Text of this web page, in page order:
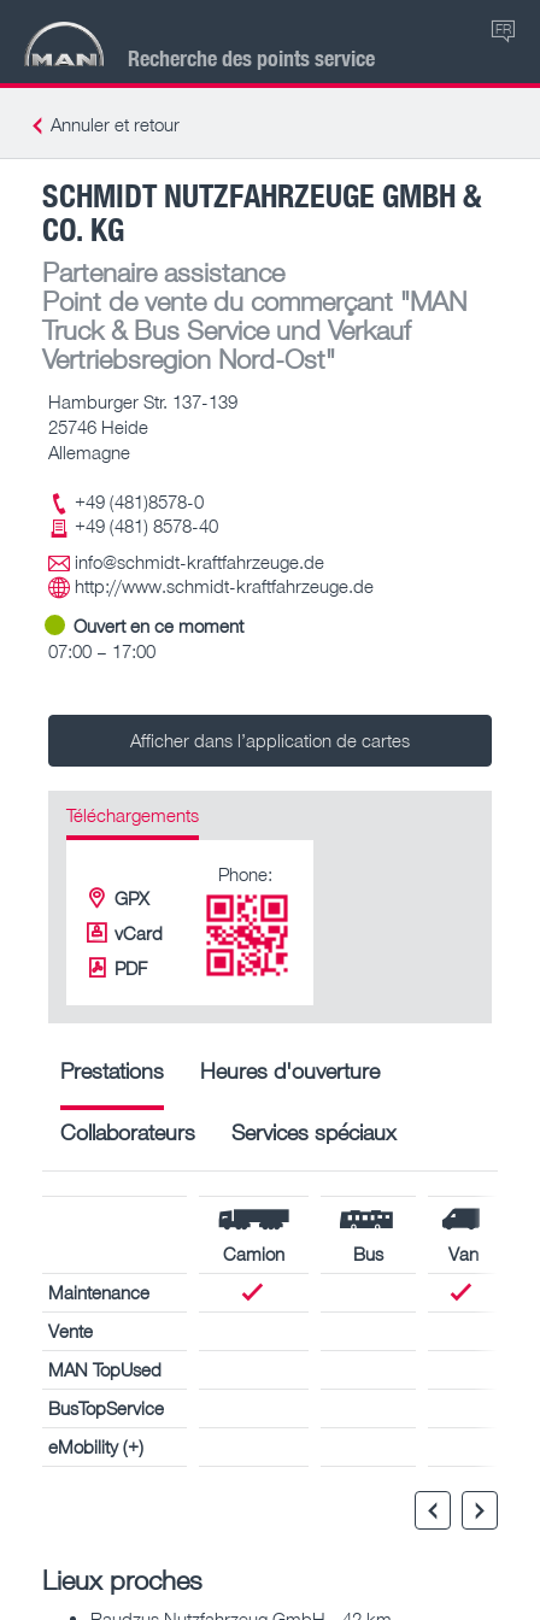
Recherche des points service
FR
Annuler et retour
SCHMIDT NUTZFAHRZEUGE GMBH &
CO. KG
Partenaire assistance
Point de vente du commerçant "MAN
Truck & Bus Service und Verkauf
Vertriebsregion Nord-Ost"
Hamburger Str. 137-139
25746 Heide
Allemagne
+49 (481)8578-0
+49 (481) 8578-40
info@schmidt-kraftfahrzeuge.de
http://www.schmidt-kraftfahrzeuge.de
Ouvert en ce moment
07:00 – 17:00
Afficher dans l’application de cartes
Téléchargements
GPX
vCard
PDF
Phone:
Prestations Heures d'ouverture
Collaborateurs Services spéciaux
Camion Bus
Van
Maintenance
Vente
MAN TopUsed
BusTopService
eMobility (+)
Lieux proches